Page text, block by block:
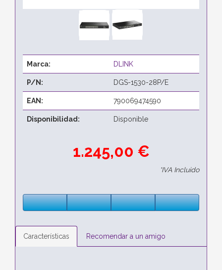
Marca: DLINK
P/N: DGS-1530-28P/E
EAN: 790069474590
Disponibilidad: Disponible
1.245,00 €
*IVA Incluido
Características Recomendar a un amigo